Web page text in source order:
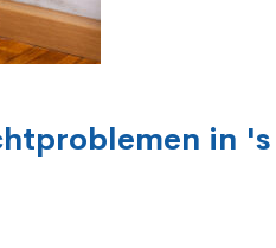
in 's